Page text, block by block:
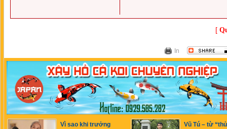
[
In
Vì sao khi trưởng
Vũ Tú – từ